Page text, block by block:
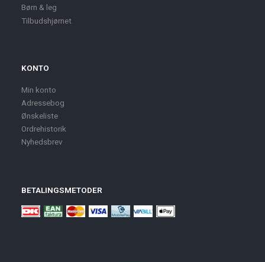
Børn & leg
Tilbudshjørnet
KONTO
Min konto
Adressebog
Ønskeliste
Ordrehistorik
Nyhedsbrev
BETALINGSMETODER